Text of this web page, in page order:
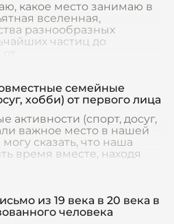
какое место занимаю в
вселенная,
разнообразных
частиц до
семейные
хобби) от первого лица
активности (спорт, досуг,
важное место в нашей
сказать, что наша
время вместе, находя
из 19 века в 20 века в
человека